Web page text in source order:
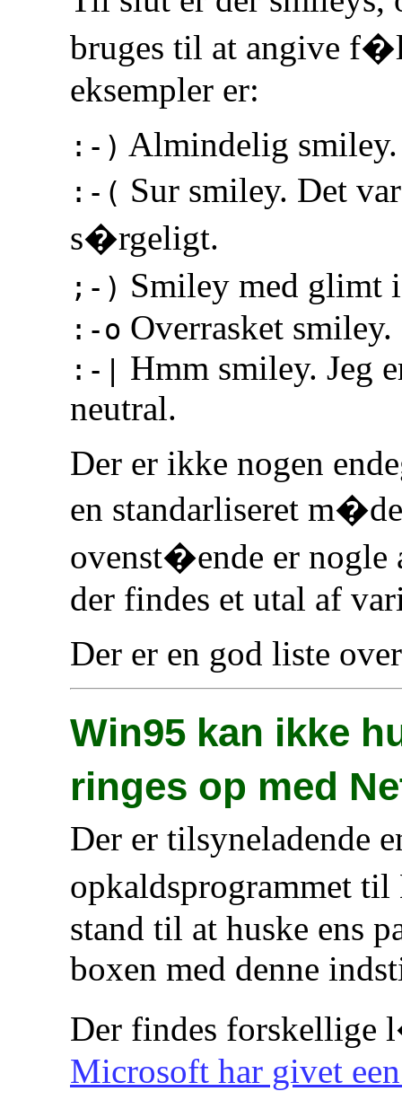
bruges til at angive
eksempler er:
:-) Almindelig
:-( Sur smiley. Det
s�rgeligt.
;-) Smiley med glimt
:-o Overrasket
:-|
Hmm smiley. Jeg
neutral.
Der er ikke nogen
en standarliseret
ovenst�ende er nogle
der findes et utal af
Der er en god liste
Win95 kan ikke
ringes op med
Der er tilsyneladende
opkaldsprogrammet
stand til at huske ens
boxen med denne
Der findes
Microsoft har givet